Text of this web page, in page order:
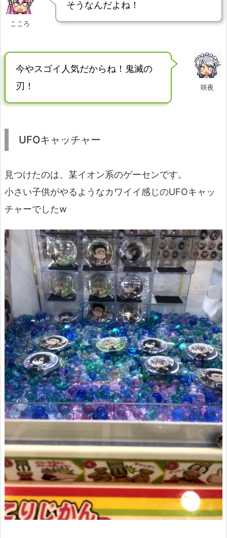
こころ
そうなんだよね！
咲夜
今やスゴイ人気だからね！鬼滅の
刃！
UFOキャッチャー
見つけたのは、某イオン系のゲーセンです。
小さい子供がやるようなカワイイ感じのUFOキャッ
チャーでしたw